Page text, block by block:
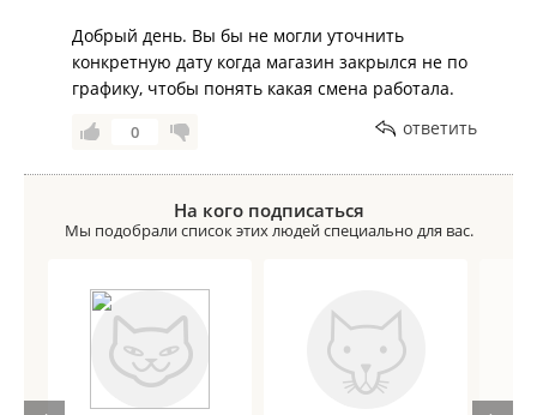
Добрый день. Вы бы не могли уточнить
конкретную дату когда магазин закрылся не по
графику, чтобы понять какая смена работала.
0 ответить
На кого подписаться
Мы подобрали список этих людей специально для вас.